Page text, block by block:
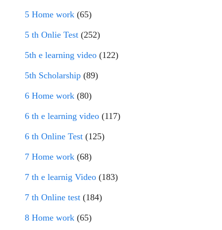
5 Home work (65)
5 th Onlie Test (252)
5th e learning video (122)
5th Scholarship (89)
6 Home work (80)
6 th e learning video (117)
6 th Online Test (125)
7 Home work (68)
7 th e learnig Video (183)
7 th Online test (184)
8 Home work (65)